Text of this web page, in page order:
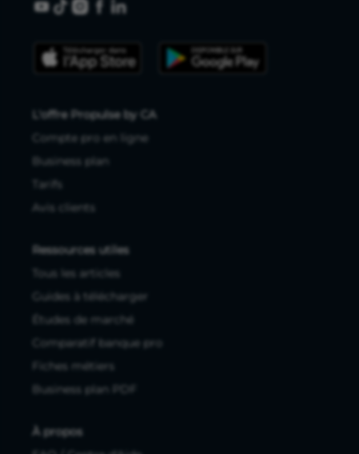
L'offre Propulse by CA
Compte pro en ligne
Business plan
Tarifs
Avis clients
Ressources utiles
Tous les articles
Guides à télécharger
Études de marché
Comparatif banque pro
Fiches métiers
Business plan PDF
À propos